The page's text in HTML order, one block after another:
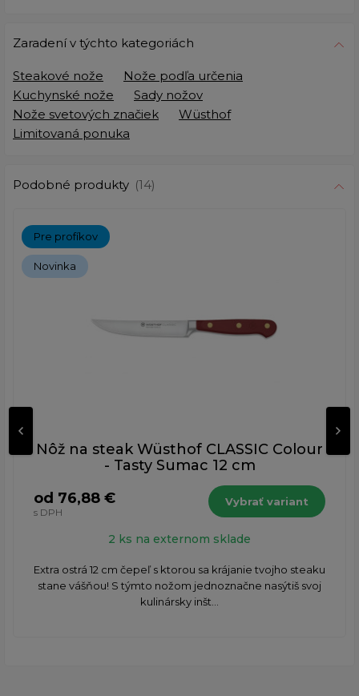
Zaradení v týchto kategoriách
Steakové nože
Nože podľa určenia
Kuchynské nože
Sady nožov
Nože svetových značiek
Wüsthof
Limitovaná ponuka
Podobné produkty (14)
Pre profíkov
Novinka
Nôž na steak Wüsthof CLASSIC Colour
- Tasty Sumac 12 cm
od 76,88 €
s DPH
Vybrať variant
2 ks na externom sklade
Extra ostrá 12 cm čepeľ s ktorou sa krájanie tvojho steaku
stane vášňou! S týmto nožom jednoznačne nasýtiš svoj
kulinársky inšt...